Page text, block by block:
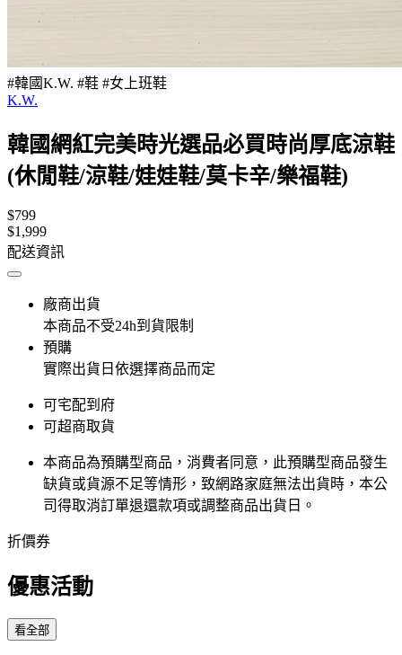
#韓國K.W. #鞋 #女上班鞋
K.W.
韓國網紅完美時光選品必買時尚厚底涼鞋
(休閒鞋/涼鞋/娃娃鞋/莫卡辛/樂福鞋)
$799
$1,999
配送資訊
廠商出貨
本商品不受24h到貨限制
預購
實際出貨日依選擇商品而定
可宅配到府
可超商取貨
本商品為預購型商品，消費者同意，此預購型商品發生
缺貨或貨源不足等情形，​致網路家庭無法出貨時，本公
司得取消訂單退還款項或調整商品出貨日。
折價券
優惠活動
看全部